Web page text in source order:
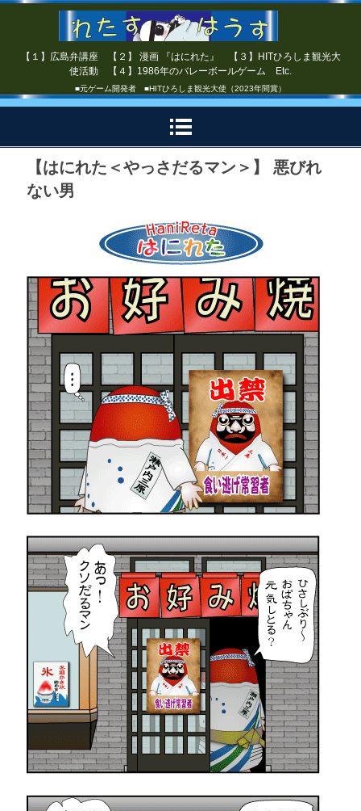
【１】広島弁講座 【２】 漫画 『はにれた』 【３】HITひろしま観光大
使活動 【４】1986年のバレーボールゲーム Etc.
■元ゲーム開発者 ■HITひろしま観光大使（2023年間賞）
【はにれた＜やっさだるマン＞】 悪びれ
ない男